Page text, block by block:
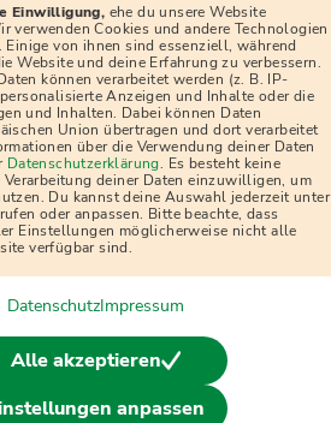
Einwilligung, ehe du unsere Website
verwenden Cookies und andere Technologien
Einige von ihnen sind essenziell, während
Website und deine Erfahrung zu verbessern.
können verarbeitet werden (z. B. IP-
Anzeigen und Inhalte oder die
und Inhalten. Dabei können Daten
Union übertragen und dort verarbeitet
über die Verwendung deiner Daten
Datenschutzerklärung. Es besteht keine
deiner Daten einzuwilligen, um
Du kannst deine Auswahl jederzeit unter
oder anpassen. Bitte beachte, dass
Einstellungen möglicherweise nicht alle
verfügbar sind.
DatenschutzImpressum
Alle akzeptieren
anpassen